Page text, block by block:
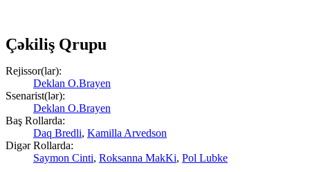
Çəkiliş Qrupu
Rejissor(lar):
Deklan O.Brayen
Ssenarist(lər):
Deklan O.Brayen
Baş Rollarda:
Daq Bredli, Kamilla Arvedson
Digər Rollarda:
Saymon Cinti, Roksanna MakKi, Pol Lubke